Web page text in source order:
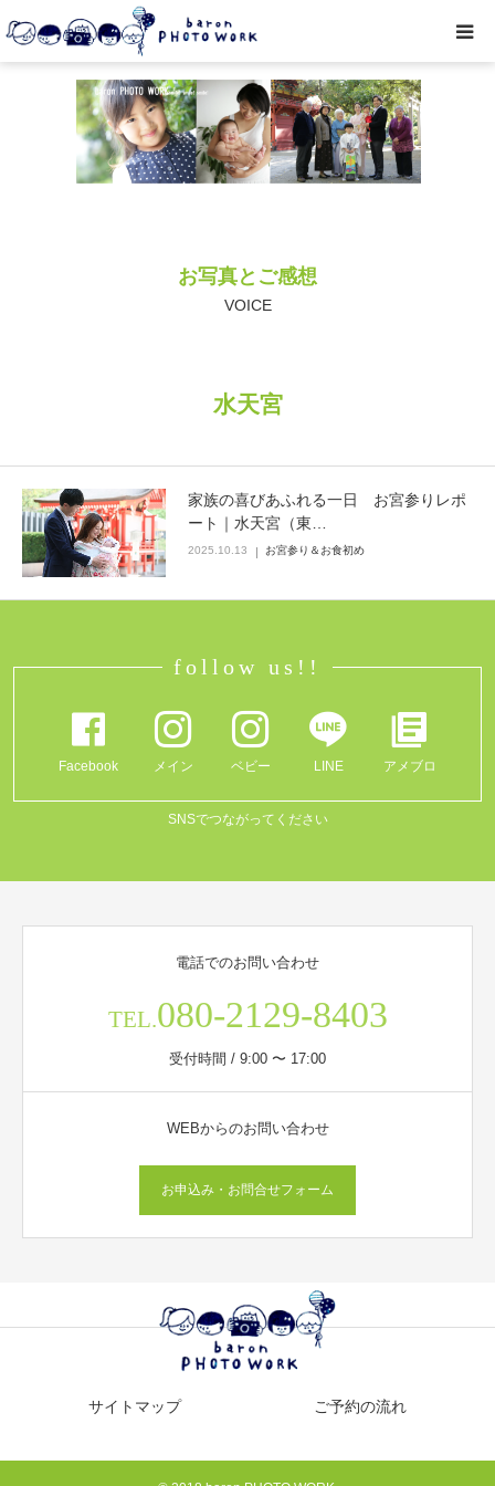
お写真とご感想
VOICE
水天宮
家族の喜びあふれる一日 お宮参りレポ
ート｜水天宮（東…
2025.10.13 お宮参り＆お食初め
follow us!!
Facebook メイン ベビー LINE アメブロ
SNSでつながってください
電話でのお問い合わせ
TEL.080-2129-8403
受付時間 / 9:00 〜 17:00
WEBからのお問い合わせ
お申込み・お問合せフォーム
サイトマップ ご予約の流れ
撮影プラン
私たちについて
● お写真とご感想
取材・企業・オーナーさま
ご予約
Q&A